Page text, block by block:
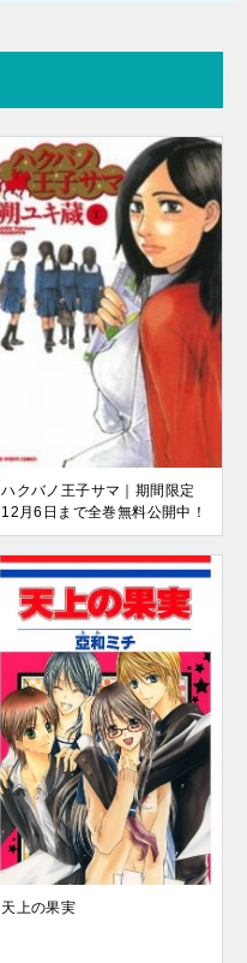
ハクバノ王子サマ｜期間限定
12月6日まで全巻無料公開中！
天上の果実